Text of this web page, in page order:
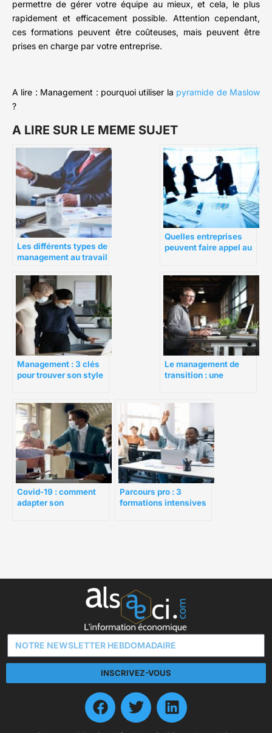
permettre de gérer votre équipe au mieux, et cela, le plus
rapidement et efficacement possible. Attention cependant,
ces formations peuvent être coûteuses, mais peuvent être
prises en charge par votre entreprise.
A lire : Management : pourquoi utiliser la pyramide de Maslow
?
A LIRE SUR LE MEME SUJET
Les différents types de
management au travail
Quelles entreprises
peuvent faire appel au
Management : 3 clés
pour trouver son style
Le management de
transition : une
d’urgence
Covid-19 : comment
adapter son
Parcours pro : 3
formations intensives
INSCRIVEZ-VOUS